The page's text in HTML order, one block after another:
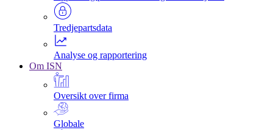
Tredjepartsdata
Analyse og rapportering
Om ISN
Oversikt over firma
Globale